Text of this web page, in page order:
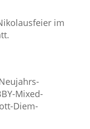
im
Mixed-
Diem-